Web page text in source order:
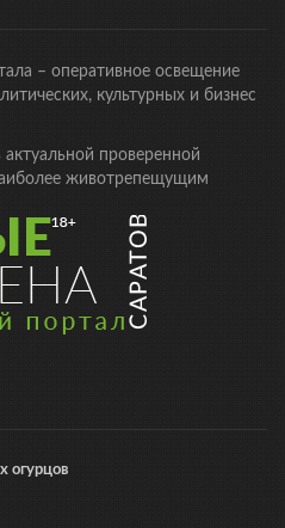
– оперативное освещение
культурных и бизнес
актуальной проверенной
животрепещущим
огурцов